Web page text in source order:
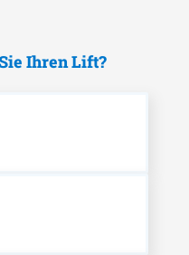
Ihren Lift?